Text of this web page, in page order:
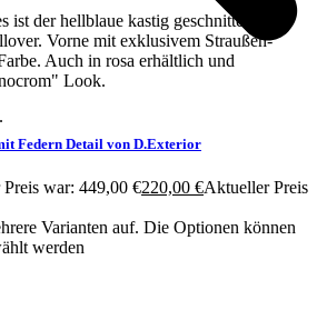
Federn Detail von D.Exterior
war: 449,00 €220,00 €Aktueller Preis
Varianten auf. Die Optionen können
werden